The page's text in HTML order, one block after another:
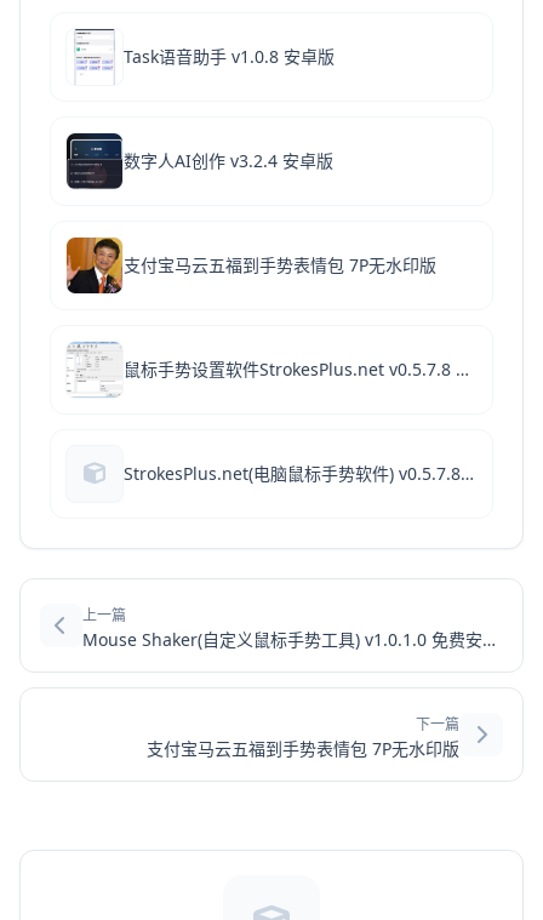
Task语音助手 v1.0.8 安卓版
数字人AI创作 v3.2.4 安卓版
支付宝马云五福到手势表情包 7P无水印版
鼠标手势设置软件StrokesPlus.net v0.5.7.8 官方免费安装版
StrokesPlus.net(电脑鼠标手势软件) v0.5.7.8 免费绿色版
上一篇
Mouse Shaker(自定义鼠标手势工具) v1.0.1.0 免费安装版
下一篇
支付宝马云五福到手势表情包 7P无水印版